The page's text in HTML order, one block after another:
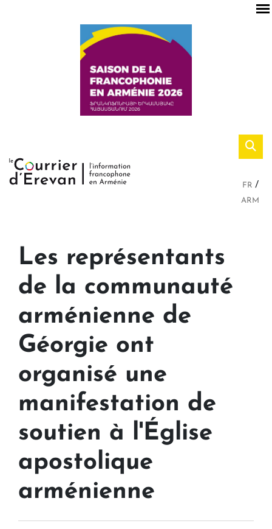
FR
ARM
Les représentants
de la communauté
arménienne de
Géorgie ont
organisé une
manifestation de
soutien à l'Église
apostolique
arménienne